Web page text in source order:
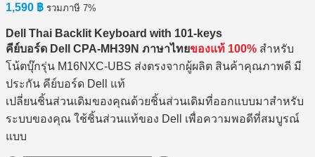
1,590 ฿ รวมภาษี 7%
Dell Thai Backlit Keyboard with 101-keys
คีย์บอร์ด Dell CPA-MH39N ภาษาไทยของแท้ 100% สำหรับ
โน้ตบุ๊กรุ่น M16NXC-UBS ส่งตรงจากผู้ผลิต สินค้าคุณภาพดี มี
ประกัน คีย์บอร์ด Dell แท้
เปลี่ยนชิ้นส่วนเดิมของคุณด้วยชิ้นส่วนเดิมที่ออกแบบมาสำหรับ
ระบบของคุณ ใช้ชิ้นส่วนแท้ของ Dell เพื่อความพอดีที่สมบูรณ์
แบบ